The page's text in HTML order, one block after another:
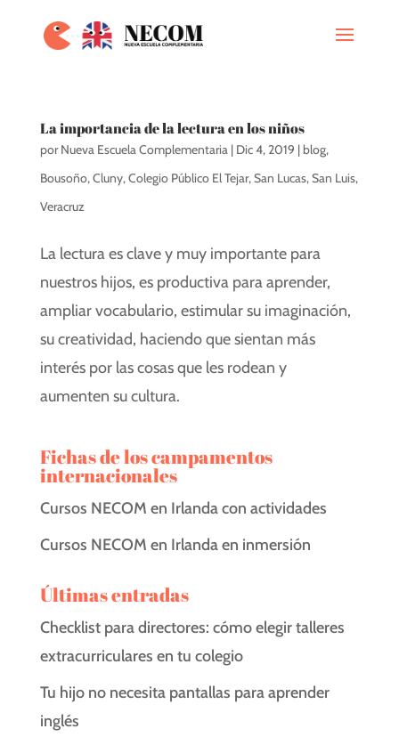
La importancia de la lectura en los niños
porNueva Escuela Complementaria| Dic 4, 2019 |blog,
Bousoño,Cluny,Colegio Público El Tejar,San Lucas,San Luis,
Veracruz
La lectura es clave y muy importante para
nuestros hijos, es productiva para aprender,
ampliar vocabulario, estimular su imaginación,
su creatividad, haciendo que sientan más
interés por las cosas que les rodean y
aumenten su cultura.
Fichas de los campamentos
internacionales
Cursos NECOM en Irlanda con actividades
Cursos NECOM en Irlanda en inmersión
Últimas entradas
Checklist para directores: cómo elegir talleres
extracurriculares en tu colegio
Tu hijo no necesita pantallas para aprender
inglés